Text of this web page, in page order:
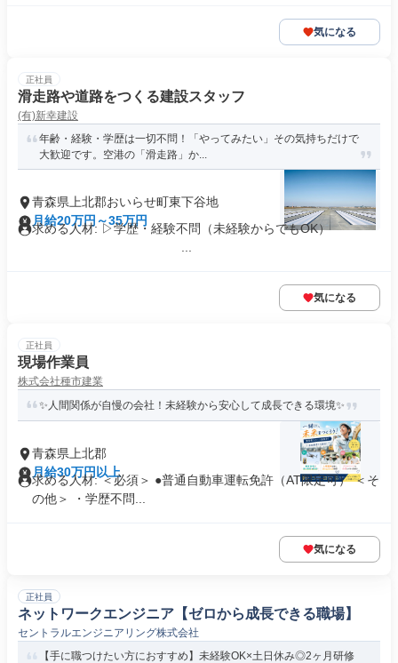
気になる
正社員
滑走路や道路をつくる建設スタッフ
(有)新幸建設
年齢・経験・学歴は一切不問！「やってみたい」その気持ちだけで
大歓迎です。空港の「滑走路」か...
青森県上北郡おいらせ町東下谷地
月給20万円～35万円
求める人材: ▷学歴・経験不問（未経験からでもOK）
気になる
正社員
現場作業員
株式会社種市建業
✨人間関係が自慢の会社！未経験から安心して成長できる環境✨
青森県上北郡
月給30万円以上
求める人材: ＜必須＞ ●普通自動車運転免許（AT限定可） ＜そ
の他＞ ・学歴不問...
気になる
正社員
ネットワークエンジニア【ゼロから成長できる職場】
セントラルエンジニアリング株式会社
【手に職つけたい方におすすめ】未経験OK×土日休み◎2ヶ月研修